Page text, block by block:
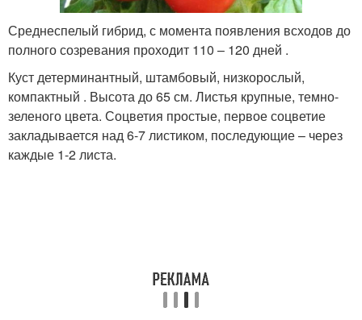
Среднеспелый гибрид, с момента появления всходов до
полного созревания проходит 110 – 120 дней .
Куст детерминантный, штамбовый, низкорослый,
компактный . Высота до 65 см. Листья крупные, темно-
зеленого цвета. Соцветия простые, первое соцветие
закладывается над 6-7 листиком, последующие – через
каждые 1-2 листа.